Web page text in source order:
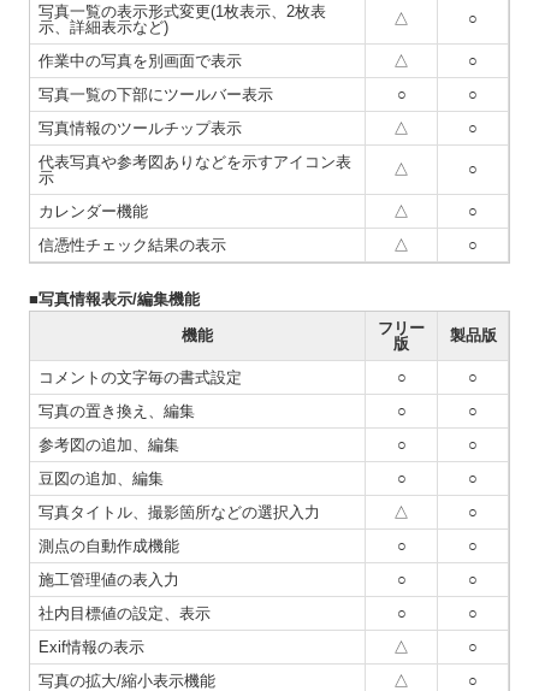
写真一覧の表示形式変更(1枚表示、2枚表
示、詳細表示など)
△ ○
作業中の写真を別画面で表示 △
○
写真一覧の下部にツールバー表示
○
○
写真情報のツールチップ表示
△
○
代表写真や参考図ありなどを示すアイコン表
示
△ ○
カレンダー機能 △
○
信憑性チェック結果の表示
△ ○
■写真情報表示/編集機能
機能
フリー
版
製品版
コメントの文字毎の書式設定 ○
○
写真の置き換え、編集
○
○
参考図の追加、編集
○
○
豆図の追加、編集
○
○
写真タイトル、撮影箇所などの選択入力
△
○
測点の自動作成機能
○
○
施工管理値の表入力
○
○
社内目標値の設定、表示
○
○
Exif情報の表示
△
○
写真の拡大/縮小表示機能
△
○